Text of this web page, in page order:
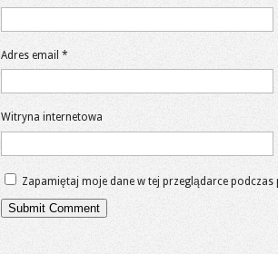
Adres email *
Witryna internetowa
Zapamiętaj moje dane w tej przeglądarce